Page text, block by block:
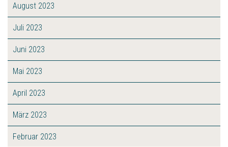
August 2023
Juli 2023
Juni 2023
Mai 2023
April 2023
März 2023
Februar 2023